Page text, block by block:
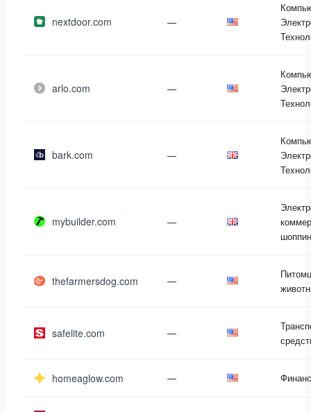
nextdoor.com —
arlo.com —
bark.com —
mybuilder.com —
thefarmersdog.com —
safelite.com —
homeaglow.com —